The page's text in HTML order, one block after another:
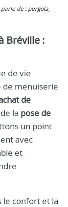
parle de : pergola,
Bréville :
de vie
menuiserie
de
la pose de
un point
avec
et
le confort et la